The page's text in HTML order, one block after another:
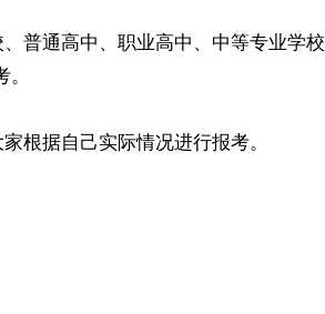
普通高中、职业高中、中等专业学
根据自己实际情况进行报考。